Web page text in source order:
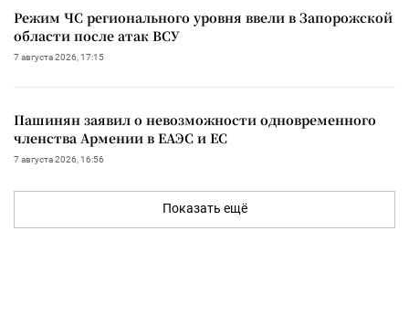
Режим ЧС регионального уровня ввели в Запорожской
области после атак ВСУ
7 августа 2026, 17:15
Пашинян заявил о невозможности одновременного
членства Армении в ЕАЭС и ЕС
7 августа 2026, 16:56
Показать ещё